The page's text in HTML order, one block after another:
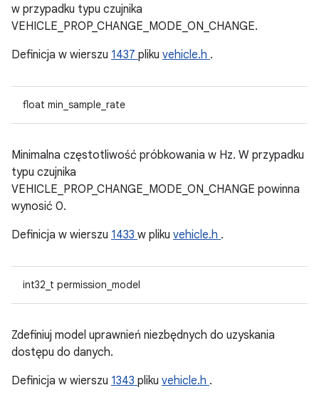
w przypadku typu czujnika
VEHICLE_PROP_CHANGE_MODE_ON_CHANGE.
Definicja w wierszu 1437 pliku vehicle.h .
float min_sample_rate
Minimalna częstotliwość próbkowania w Hz. W przypadku
typu czujnika
VEHICLE_PROP_CHANGE_MODE_ON_CHANGE powinna
wynosić 0.
Definicja w wierszu 1433 w pliku vehicle.h .
int32_t permission_model
Zdefiniuj model uprawnień niezbędnych do uzyskania
dostępu do danych.
Definicja w wierszu 1343 pliku vehicle.h .